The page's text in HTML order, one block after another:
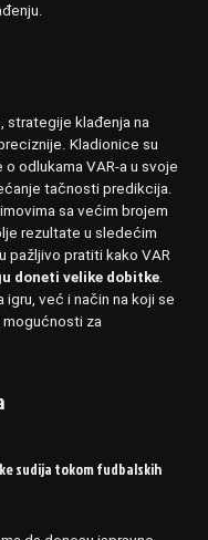
strategije klađenja na
Kladionice su
odlukama VAR-a u svoje
tačnosti predikcija.
sa većim brojem
rezultate u sledećim
pažljivo pratiti kako VAR
doneti velike dobitke.
igru, već i način na koji se
mogućnosti za
sudija tokom fudbalskih